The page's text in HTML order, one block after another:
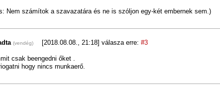
Nem számítok a szavazatára és ne is szóljon egy-két embernek sem.)
(vendég) [2018.08.08., 21:18] válasza erre: #3
csak beengedni őket .
hogy nincs munkaerő.